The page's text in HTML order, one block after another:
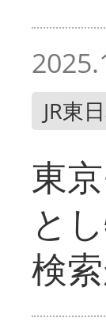
JR東
東
と
検